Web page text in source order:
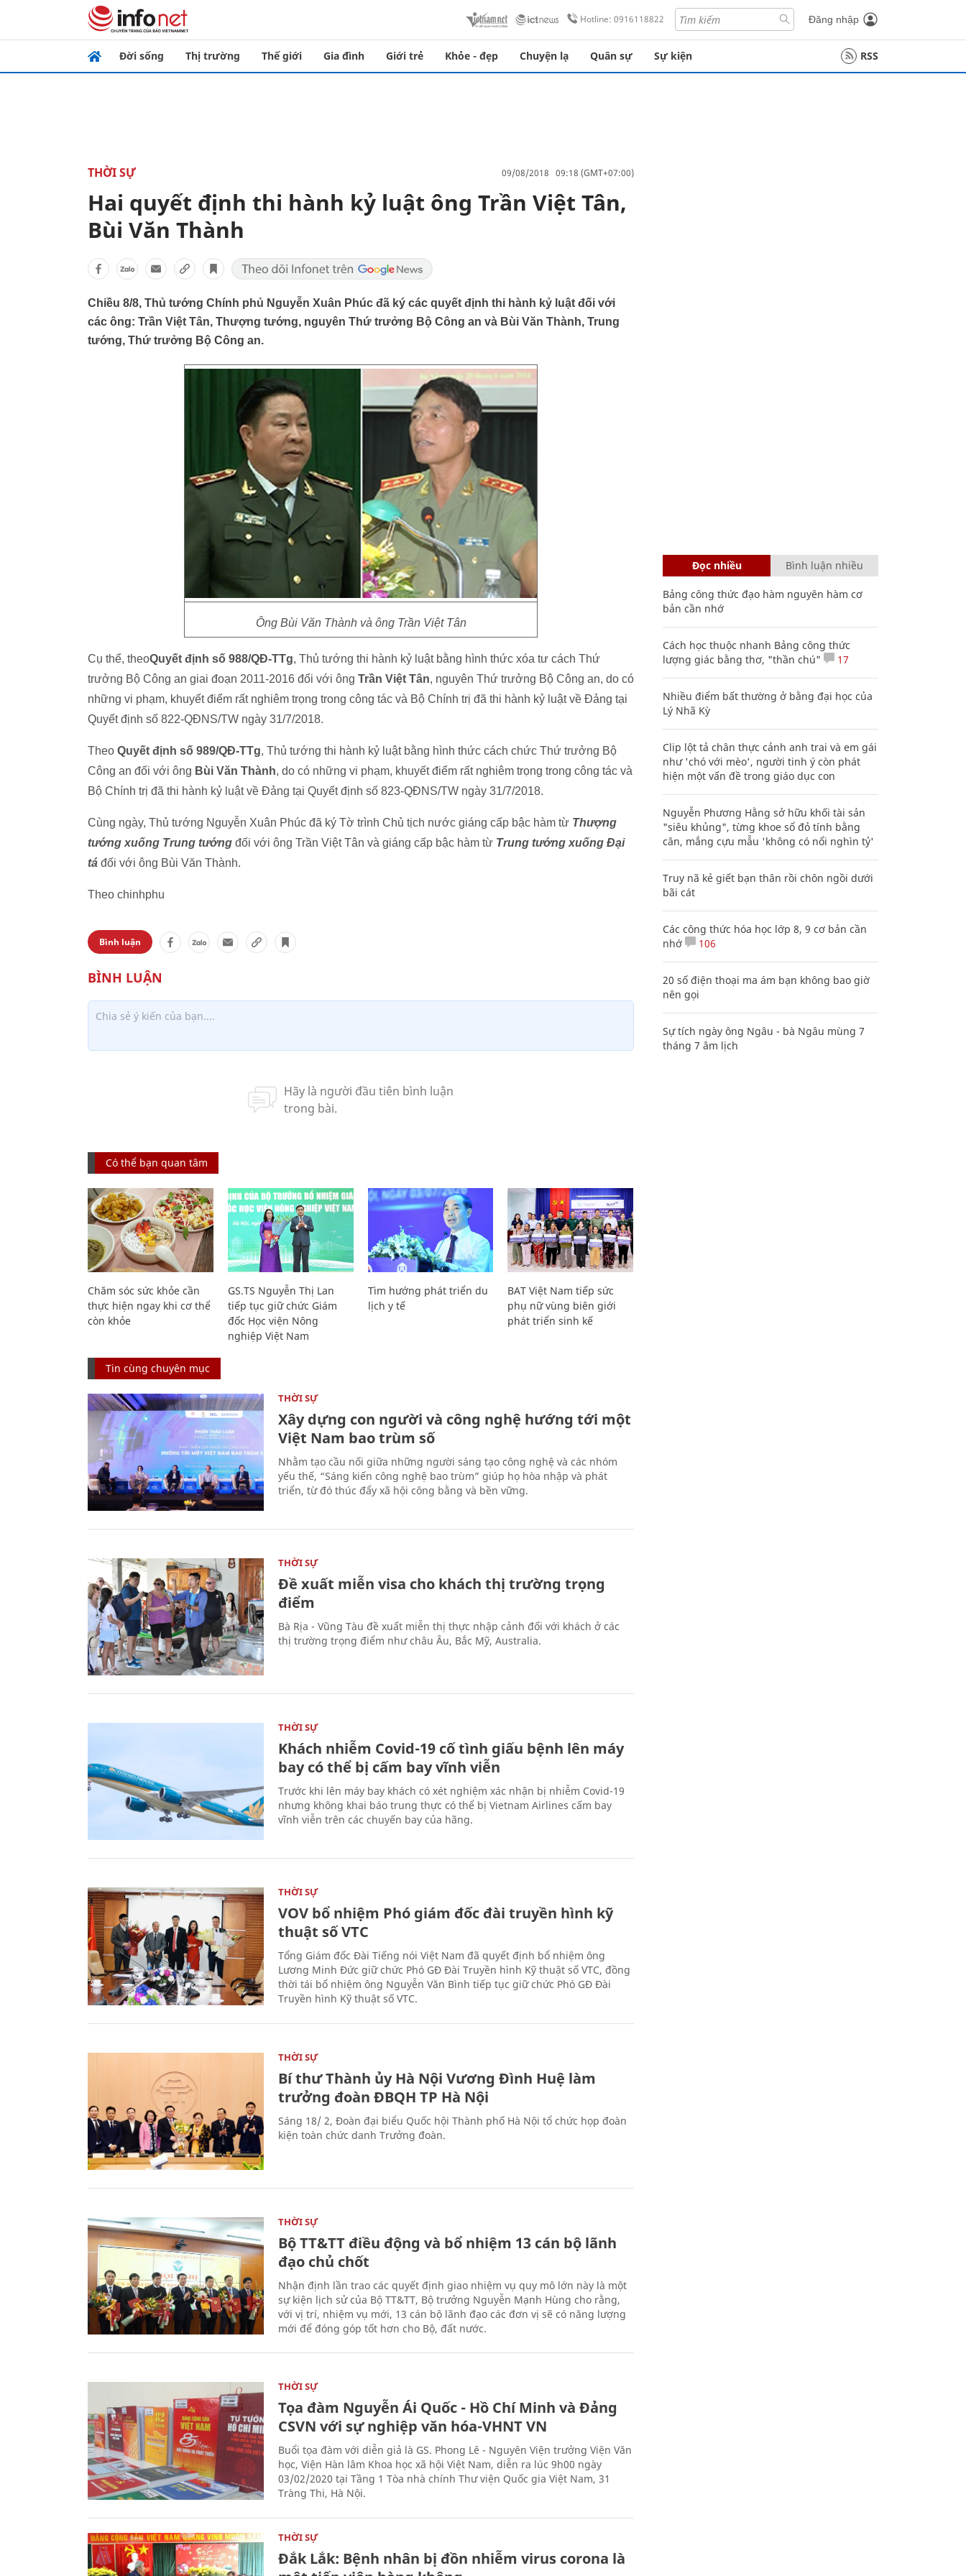
Hotline: 0916118822 Đăng nhập
Đời sống Thị trường Thế giới Gia đình Giới trẻ Khỏe - đẹp Chuyện lạ Quân sự Sự kiện RSS
THỜI SỰ 09/08/2018 09:18 (GMT+07:00)
Hai quyết định thi hành kỷ luật ông Trần Việt Tân,
Bùi Văn Thành
Chiều 8/8, Thủ tướng Chính phủ Nguyễn Xuân Phúc đã ký các quyết định thi hành kỷ luật đối với
các ông: Trần Việt Tân, Thượng tướng, nguyên Thứ trưởng Bộ Công an và Bùi Văn Thành, Trung
tướng, Thứ trưởng Bộ Công an.
Ông Bùi Văn Thành và ông Trần Việt Tân
Cụ thể, theoQuyết định số 988/QĐ-TTg, Thủ tướng thi hành kỷ luật bằng hình thức xóa tư cách Thứ
trưởng Bộ Công an giai đoạn 2011-2016 đối với ông Trần Việt Tân, nguyên Thứ trưởng Bộ Công an, do có
những vi phạm, khuyết điểm rất nghiêm trọng trong công tác và Bộ Chính trị đã thi hành kỷ luật về Đảng tại
Quyết định số 822-QĐNS/TW ngày 31/7/2018.
Theo Quyết định số 989/QĐ-TTg, Thủ tướng thi hành kỷ luật bằng hình thức cách chức Thứ trưởng Bộ
Công an đối với ông Bùi Văn Thành, do có những vi phạm, khuyết điểm rất nghiêm trọng trong công tác và
Bộ Chính trị đã thi hành kỷ luật về Đảng tại Quyết định số 823-QĐNS/TW ngày 31/7/2018.
Cùng ngày, Thủ tướng Nguyễn Xuân Phúc đã ký Tờ trình Chủ tịch nước giáng cấp bậc hàm từ Thượng
tướng xuống Trung tướng đối với ông Trần Việt Tân và giáng cấp bậc hàm từ Trung tướng xuống Đại
tá đối với ông Bùi Văn Thành.
Theo chinhphu
Bình luận
Có thể bạn quan tâm
Chăm sóc sức khỏe cần
thực hiện ngay khi cơ thể
còn khỏe
GS.TS Nguyễn Thị Lan
tiếp tục giữ chức Giám
đốc Học viện Nông
nghiệp Việt Nam
Tìm hướng phát triển du
lịch y tế
BAT Việt Nam tiếp sức
phụ nữ vùng biên giới
phát triển sinh kế
Tin cùng chuyên mục
THỜI SỰ
Xây dựng con người và công nghệ hướng tới một
Việt Nam bao trùm số
Nhằm tạo cầu nối giữa những người sáng tạo công nghệ và các nhóm
yếu thế, “Sáng kiến công nghệ bao trùm” giúp họ hòa nhập và phát
triển, từ đó thúc đẩy xã hội công bằng và bền vững.
THỜI SỰ
Đề xuất miễn visa cho khách thị trường trọng
điểm
Bà Rịa - Vũng Tàu đề xuất miễn thị thực nhập cảnh đối với khách ở các
thị trường trọng điểm như châu Âu, Bắc Mỹ, Australia.
THỜI SỰ
Khách nhiễm Covid-19 cố tình giấu bệnh lên máy
bay có thể bị cấm bay vĩnh viễn
Trước khi lên máy bay khách có xét nghiệm xác nhận bị nhiễm Covid-19
nhưng không khai báo trung thực có thể bị Vietnam Airlines cấm bay
vĩnh viễn trên các chuyến bay của hãng.
THỜI SỰ
VOV bổ nhiệm Phó giám đốc đài truyền hình kỹ
thuật số VTC
Tổng Giám đốc Đài Tiếng nói Việt Nam đã quyết định bổ nhiệm ông
Lương Minh Đức giữ chức Phó GĐ Đài Truyền hình Kỹ thuật số VTC, đồng
thời tái bổ nhiệm ông Nguyễn Văn Bình tiếp tục giữ chức Phó GĐ Đài
Truyền hình Kỹ thuật số VTC.
THỜI SỰ
Bí thư Thành ủy Hà Nội Vương Đình Huệ làm
trưởng đoàn ĐBQH TP Hà Nội
Sáng 18/ 2, Đoàn đại biểu Quốc hội Thành phố Hà Nội tổ chức họp đoàn
kiện toàn chức danh Trưởng đoàn.
THỜI SỰ
Bộ TT&TT điều động và bổ nhiệm 13 cán bộ lãnh
đạo chủ chốt
Nhận định lần trao các quyết định giao nhiệm vụ quy mô lớn này là một
sự kiện lịch sử của Bộ TT&TT, Bộ trưởng Nguyễn Mạnh Hùng cho rằng,
với vị trí, nhiệm vụ mới, 13 cán bộ lãnh đạo các đơn vị sẽ có năng lượng
mới để đóng góp tốt hơn cho Bộ, đất nước.
THỜI SỰ
Tọa đàm Nguyễn Ái Quốc - Hồ Chí Minh và Đảng
CSVN với sự nghiệp văn hóa-VHNT VN
Buổi tọa đàm với diễn giả là GS. Phong Lê - Nguyên Viện trưởng Viện Văn
học, Viện Hàn lâm Khoa học xã hội Việt Nam, diễn ra lúc 9h00 ngày
03/02/2020 tại Tầng 1 Tòa nhà chính Thư viện Quốc gia Việt Nam, 31
Tràng Thi, Hà Nội.
THỜI SỰ
Đắk Lắk: Bệnh nhân bị đồn nhiễm virus corona là
Đọc nhiều Bình luận nhiều
Bảng công thức đạo hàm nguyên hàm cơ
bản cần nhớ
Cách học thuộc nhanh Bảng công thức
lượng giác bằng thơ, "thần chú"
17
Nhiều điểm bất thường ở bằng đại học của
Lý Nhã Kỳ
Clip lột tả chân thực cảnh anh trai và em gái
như 'chó với mèo', người tinh ý còn phát
hiện một vấn đề trong giáo dục con
Nguyễn Phương Hằng sở hữu khối tài sản
"siêu khủng", từng khoe sổ đỏ tính bằng
cân, mắng cựu mẫu 'không có nổi nghìn tỷ'
Truy nã kẻ giết bạn thân rồi chôn ngồi dưới
bãi cát
Các công thức hóa học lớp 8, 9 cơ bản cần
nhớ
106
20 số điện thoại ma ám bạn không bao giờ
nên gọi
Sự tích ngày ông Ngâu - bà Ngâu mùng 7
tháng 7 âm lịch